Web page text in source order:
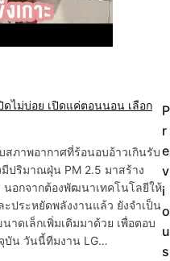
ดไม่บ่อย เปิดแค่ตอนนอน เลือก
สภาพอากาศที่ร้อนอบอ้าวเกินรับ
ปริมาณฝุ่น PM 2.5 มาสร้าง
อกจากต้องพัฒนาเทคโนโลยีให้
ประหยัดพลังงานแล้ว ยังจำเป็น
ดเล็กเพิ่มเติมมาด้วย เพื่อตอบ
บัน วันนี้ทีมงาน LG…
P
r
e
v
i
o
u
s